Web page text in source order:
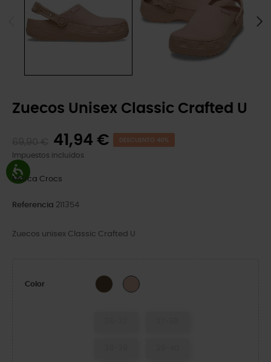
Zuecos Unisex Classic Crafted U
41,94 € DESCUENTO 40%
Impuestos incluidos
Marca Crocs
Referencia 211354
Zuecos unisex Classic Crafted U
Color EspressoPink Caramel